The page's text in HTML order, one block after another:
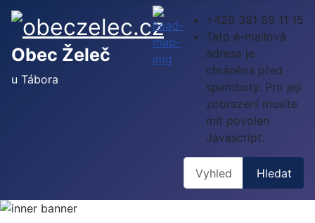
Obec Želeč
u Tábora
+420 381 59 11 15
Tato e-mailová
adresa je
chráněna před
spamboty. Pro její
zobrazení musíte
mít povolen
Javascript.
Hledat